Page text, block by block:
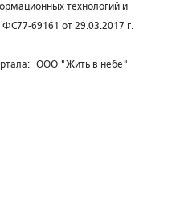
технологий и
69161 от 29.03.2017 г.
ООО "Жить в небе"